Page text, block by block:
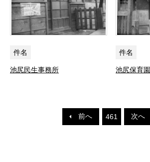
件名
池尻民生事務所
件名
池尻保育園
前へ 461 次へ